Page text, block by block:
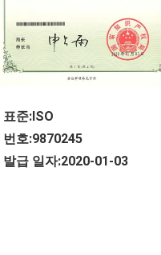
표준:ISO
번호:9870245
발급 일자:2020-01-03